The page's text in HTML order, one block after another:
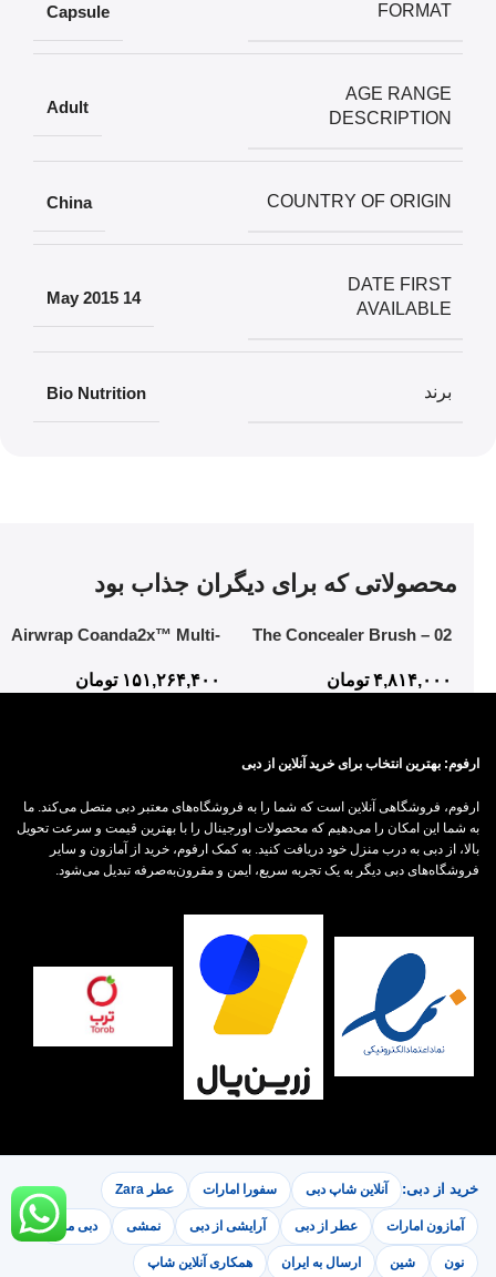
FORMAT
‎Capsule
AGE RANGE
DESCRIPTION
‎Adult
COUNTRY OF ORIGIN
‎China
DATE FIRST
AVAILABLE
14 May 2015
برند ‎Bio Nutrition
محصولاتی که برای دیگران جذاب بود
02 The Concealer Brush –
Application In Half The Time
۴,۸۱۴,۰۰۰ تومان
Airwrap Coanda2x™ Multi-
۱۵۱,۲۶۴,۴۰۰ تومان
ارفوم: بهترین انتخاب برای خرید آنلاین از دبی
ارفوم، فروشگاهی آنلاین است که شما را به فروشگاه‌های معتبر دبی متصل می‌کند. ما
به شما این امکان را می‌دهیم که محصولات اورجینال را با بهترین قیمت و سرعت تحویل
بالا، از دبی به درب منزل خود دریافت کنید. به کمک ارفوم، خرید از آمازون و سایر
فروشگاه‌های دبی دیگر به یک تجربه سریع، ایمن و مقرون‌به‌صرفه تبدیل می‌شود.
خرید از دبی: آنلاین شاپ دبی سفورا امارات عطر Zara
آمازون امارات عطر از دبی آرایشی از دبی نمشی دبی مال
نون شین ارسال به ایران همکاری آنلاین شاپ